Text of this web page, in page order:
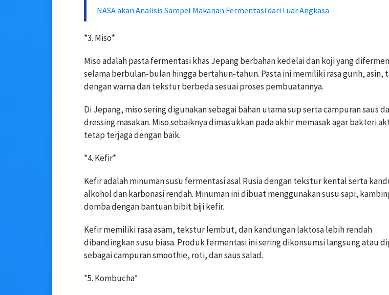
NASA akan Analisis Sampel Makanan Fermentasi dari Luar Angkasa
*3. Miso*
Miso adalah pasta fermentasi khas Jepang berbahan kedelai dan koji yang
selama berbulan-bulan hingga bertahun-tahun. Pasta ini memiliki rasa gurih, asin,
dengan warna dan tekstur berbeda sesuai proses pembuatannya.
Di Jepang, miso sering digunakan sebagai bahan utama sup serta campuran saus
dressing masakan. Miso sebaiknya dimasukkan pada akhir memasak agar bakteri
tetap terjaga dengan baik.
*4. Kefir*
Kefir adalah minuman susu fermentasi asal Rusia dengan tekstur kental serta
alkohol dan karbonasi rendah. Minuman ini dibuat menggunakan susu sapi,
domba dengan bantuan bibit biji kefir.
Kefir memiliki rasa asam, tekstur lembut, dan kandungan laktosa lebih rendah
dibandingkan susu biasa. Produk fermentasi ini sering dikonsumsi langsung atau
sebagai campuran smoothie, roti, dan saus salad.
*5. Kombucha*